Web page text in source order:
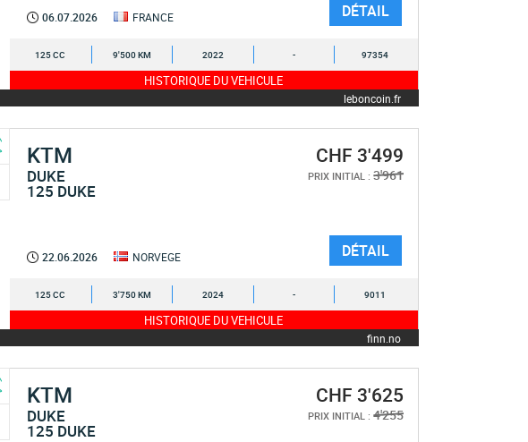
06.07.2026 FRANCE DÉTAIL
125 CC 9'500 KM 2022 - 97354
HISTORIQUE DU VEHICULE
leboncoin.fr
KTM
DUKE
125 DUKE
CHF 3'499
PRIX INITIAL : 3'961
22.06.2026 NORVEGE DÉTAIL
125 CC 3'750 KM 2024 - 9011
HISTORIQUE DU VEHICULE
finn.no
KTM
DUKE
125 DUKE
CHF 3'625
PRIX INITIAL : 4'255